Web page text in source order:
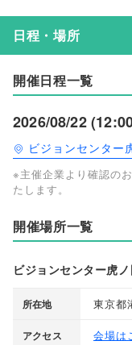
日程・場所
開催日程一覧
2026/08/22
ビジョンセンター
※主催企業より確認の
たします。
開催場所一覧
ビジョンセンター虎
所在地 東京都
アクセス 会場は